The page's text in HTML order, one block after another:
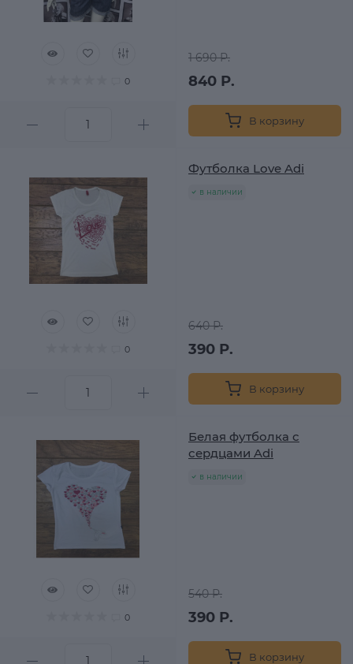
0
1 690 Р.
840 Р.
В корзину
0
Футболка Love Adi
в наличии
640 Р.
390 Р.
В корзину
0
Белая футболка с
сердцами Adi
в наличии
540 Р.
390 Р.
В корзину